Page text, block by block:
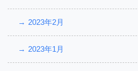
2023年2月
2023年1月